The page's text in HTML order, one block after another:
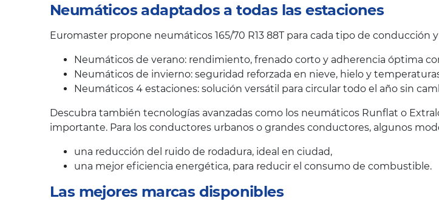
Neumáticos adaptados a todas las estaciones
Euromaster propone neumáticos 165/70 R13 88T para cada tipo de conducción
Neumáticos de verano: rendimiento, frenado corto y adherencia óptima
Neumáticos de invierno: seguridad reforzada en nieve, hielo y
Neumáticos 4 estaciones: solución versátil para circular todo el año sin
Descubra también tecnologías avanzadas como los neumáticos Runflat o
importante. Para los conductores urbanos o grandes conductores, algunos
una reducción del ruido de rodadura, ideal en ciudad,
una mejor eficiencia energética, para reducir el consumo de combustible.
Las mejores marcas disponibles